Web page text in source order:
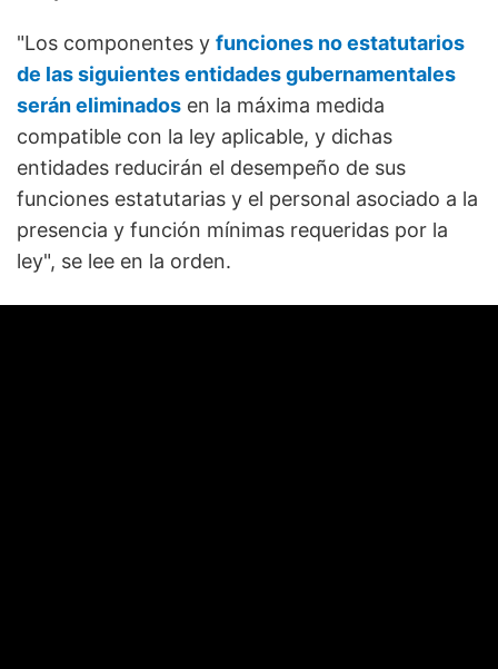
"Los componentes y funciones no estatutarios
de las siguientes entidades gubernamentales
serán eliminados en la máxima medida
compatible con la ley aplicable, y dichas
entidades reducirán el desempeño de sus
funciones estatutarias y el personal asociado a la
presencia y función mínimas requeridas por la
ley", se lee en la orden.